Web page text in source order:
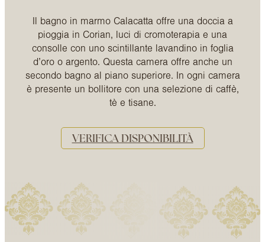
Il bagno in marmo Calacatta offre una doccia a
pioggia in Corian, luci di cromoterapia e una
consolle con uno scintillante lavandino in foglia
d’oro o argento. Questa camera offre anche un
secondo bagno al piano superiore. In ogni camera
è presente un bollitore con una selezione di caffè,
tè e tisane.
VERIFICA DISPONIBILITÀ